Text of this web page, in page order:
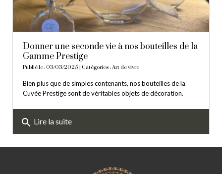
Donner une seconde vie à nos bouteilles de la
Gamme Prestige
Publié le : 03/03/2025 | Catégories :Art de vivre
Bien plus que de simples contenants, nos bouteilles de la
Cuvée Prestige sont de véritables objets de décoration.
search Lire la suite